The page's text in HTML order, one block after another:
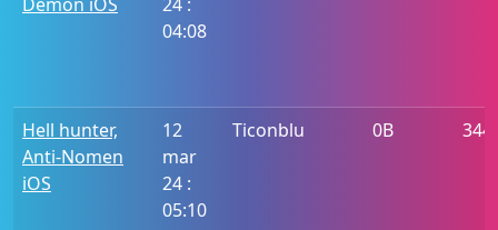
04:08
Hell hunter,
Anti-Nomen
iOS
12
mar
24 :
05:10
Ticonblu 0B 344